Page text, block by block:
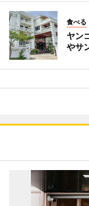
食べる
ヤン
やサ